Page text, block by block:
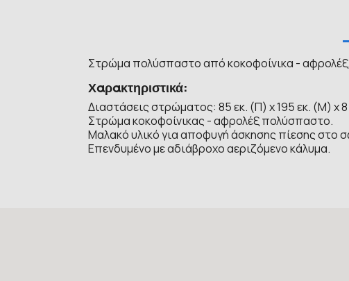
Στρώμα πολύσπαστο από κοκοφοίνικα -
Χαρακτηριστικά:
Διαστάσεις στρώματος: 85 εκ. (Π) x 195 εκ. (Μ) x 8
Στρώμα κοκοφοίνικας - αφρολέξ πολύσπαστο.
Μαλακό υλικό για αποφυγή άσκησης πίεσης στο
Επενδυμένο με αδιάβροχο αεριζόμενο κάλυμα.